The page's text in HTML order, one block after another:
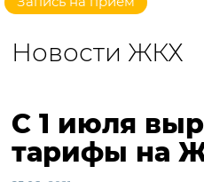
Новости ЖКХ
С 1 июля
тарифы на